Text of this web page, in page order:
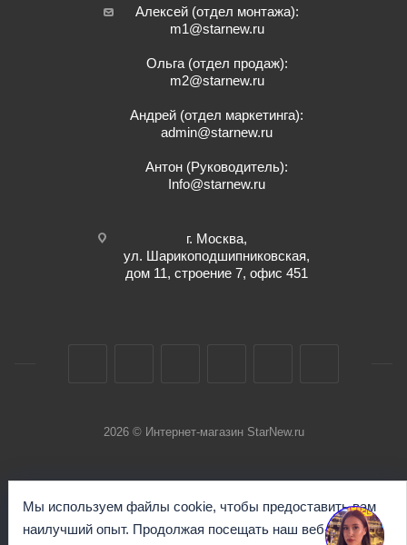
Алексей (отдел монтажа):
m1@starnew.ru
Ольга (отдел продаж):
m2@starnew.ru
Андрей (отдел маркетинга):
admin@starnew.ru
Антон (Руководитель):
Info@starnew.ru
г. Москва,
ул. Шарикоподшипниковская,
дом 11, строение 7, офис 451
2026 © Интернет-магазин StarNew.ru
Мы используем файлы cookie, чтобы предоставить вам
наилучший опыт. Продолжая посещать наш веб-сайт, вы